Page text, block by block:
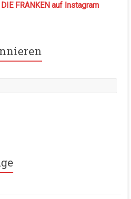
FRANKEN auf Instagram